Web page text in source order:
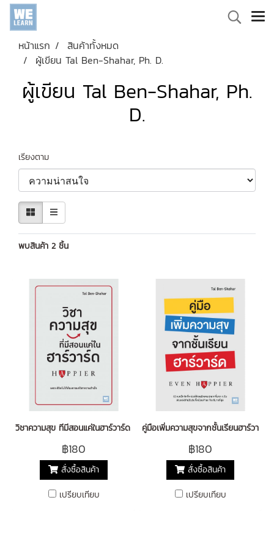
หน้าแรก
สินค้าทั้งหมด
ผู้เขียน Tal Ben-Shahar, Ph. D.
ผู้เขียน Tal Ben-Shahar, Ph.
D.
เรียงตาม
พบสินค้า 2 ชิ้น
วิชาความสุข ทีมีสอนแค่ในฮาร์วาร์ด (ฉบับปรับปรุง) (Happier)
฿180
สั่งซื้อสินค้า
เปรียบเทียบ
คู่มือเพิ่มความสุขจากชั้นเรียนฮาร์วาร์ด
฿180
สั่งซื้อสินค้า
เปรียบเทียบ